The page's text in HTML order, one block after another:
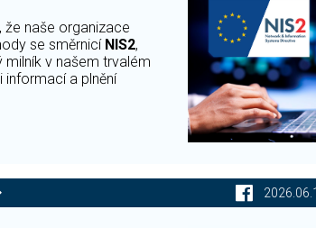
že naše organizace
se směrnicí NIS2,
v našem trvalém
informací a plnění